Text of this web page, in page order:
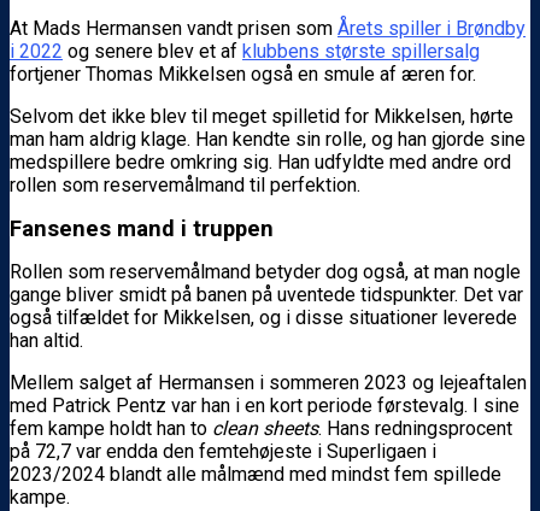
At Mads Hermansen vandt prisen som Årets spiller i Brøndby
i 2022 og senere blev et af klubbens største spillersalg
fortjener Thomas Mikkelsen også en smule af æren for.
Selvom det ikke blev til meget spilletid for Mikkelsen, hørte
man ham aldrig klage. Han kendte sin rolle, og han gjorde sine
medspillere bedre omkring sig. Han udfyldte med andre ord
rollen som reservemålmand til perfektion.
Fansenes mand i truppen
Rollen som reservemålmand betyder dog også, at man nogle
gange bliver smidt på banen på uventede tidspunkter. Det var
også tilfældet for Mikkelsen, og i disse situationer leverede
han altid.
Mellem salget af Hermansen i sommeren 2023 og lejeaftalen
med Patrick Pentz var han i en kort periode førstevalg. I sine
fem kampe holdt han to clean sheets. Hans redningsprocent
på 72,7 var endda den femtehøjeste i Superligaen i
2023/2024 blandt alle målmænd med mindst fem spillede
kampe.